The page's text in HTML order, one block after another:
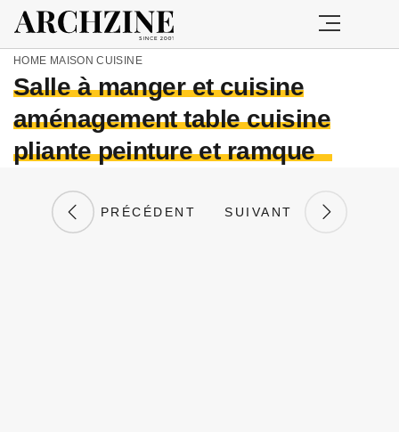
HOME MAISON CUISINE
Salle à manger et cuisine
aménagement table cuisine
pliante peinture et ramque
PRÉCÉDENT SUIVANT